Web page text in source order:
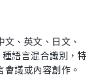
文、英文、日文、
語言混合識別，特
議或內容創作。